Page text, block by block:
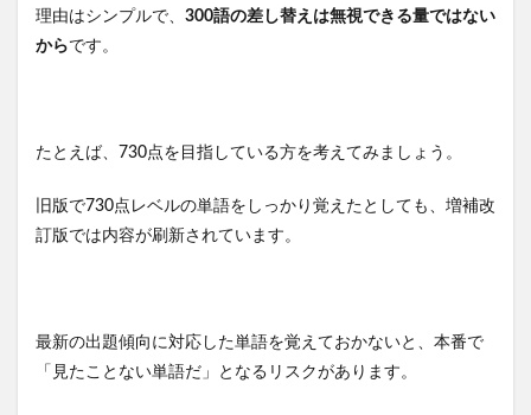
理由はシンプルで、 300語の差し替えは無視できる量ではない
からです。
たとえば、730点を目指している方を考えてみましょう。
旧版で730点レベルの単語をしっかり覚えたとしても、増補改
訂版では内容が刷新されています。
最新の出題傾向に対応した単語を覚えておかないと、本番で
「見たことない単語だ」となるリスクがあります。